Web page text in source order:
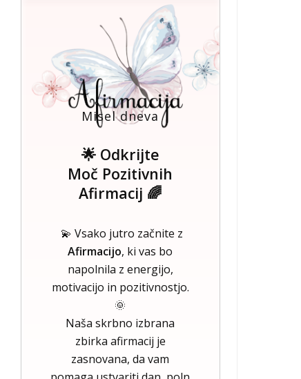
Misel dneva
🌟 Odkrijte
Moč Pozitivnih
Afirmacij 🌈
💫 Vsako jutro začnite z
Afirmacijo, ki vas bo
napolnila z energijo,
motivacijo in pozitivnostjo.
🌞
Naša skrbno izbrana
zbirka afirmacij je
zasnovana, da vam